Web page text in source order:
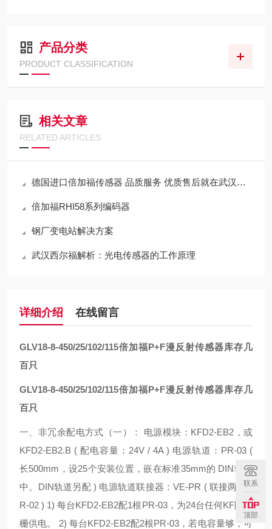
产品分类
PRODUCT CLASSIFICATION
相关文章
RELATED ARTICLES
德国进口倍加福传感器 品质服务 优质售后就在武汉西尔福
倍加福RHI58系列编码器
钢厂变电站解决方案
武汉西尔福解析：光电传感器的工作原理
详细介绍 在线留言
GLV18-8-450/25/102/115倍加福P+F漫反射传感器库存几
百只
GLV18-8-450/25/102/115倍加福P+F漫反射传感器库存几
百只
一、非冗余配电方式（一）： 电源模块：KFD2-EB2，或
KFD2-EB2.B ( 配电容量：24V / 4A ) 电源轨道：PR-03 (
长500mm，设25个安装位置，嵌在标准35mm的 DIN轨道
中。DIN轨道另配 ) 电源轨道联接器：VE-PR ( 联接两根P
R-02 ) 1) 每台KFD2-EB2配1根PR-03，为24台任何KF隔离
栅供电。 2) 每台KFD2-EB2配2根PR-03，若电容量够，可
联系
顶部